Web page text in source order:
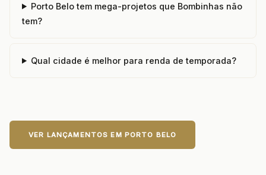
Porto Belo tem mega-projetos que Bombinhas não
tem?
Qual cidade é melhor para renda de temporada?
VER LANÇAMENTOS EM PORTO BELO